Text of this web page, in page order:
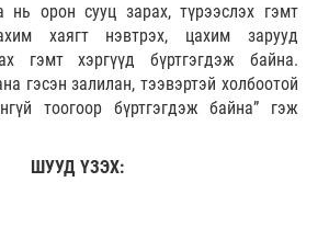
нь орон сууц зарах, түрээслэх гэмт
хаягт нэвтрэх, цахим зарууд
гэмт хэргүүд бүртгэгдэж байна.
гэсэн залилан, тээвэртэй холбоотой
тоогоор бүртгэгдэж байна” гэж
ШУУД ҮЗЭХ: